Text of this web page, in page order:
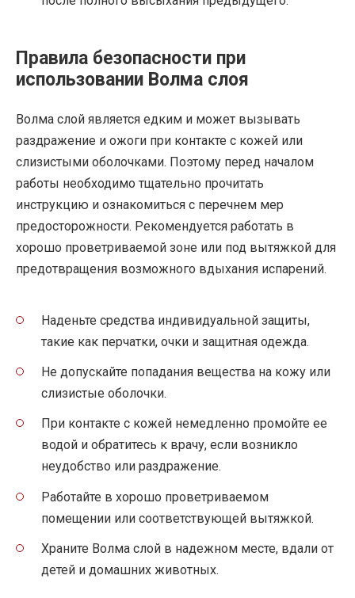
Правила безопасности при
использовании Волма слоя
Волма слой является едким и может вызывать
раздражение и ожоги при контакте с кожей или
слизистыми оболочками. Поэтому перед началом
работы необходимо тщательно прочитать
инструкцию и ознакомиться с перечнем мер
предосторожности. Рекомендуется работать в
хорошо проветриваемой зоне или под вытяжкой для
предотвращения возможного вдыхания испарений.
Наденьте средства индивидуальной защиты,
такие как перчатки, очки и защитная одежда.
Не допускайте попадания вещества на кожу или
слизистые оболочки.
При контакте с кожей немедленно промойте ее
водой и обратитесь к врачу, если возникло
неудобство или раздражение.
Работайте в хорошо проветриваемом
помещении или соответствующей вытяжкой.
Храните Волма слой в надежном месте, вдали от
детей и домашних животных.